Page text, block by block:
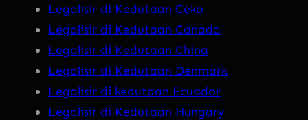
Legalisir di Kedutaan Ceko
Legalisir di Kedutaan Canada
Legalisir di Kedutaan China
Legalisir di Kedutaan Denmark
Legalisir di kedutaan Ecuador
Legalisir di Kedutaan Hungary